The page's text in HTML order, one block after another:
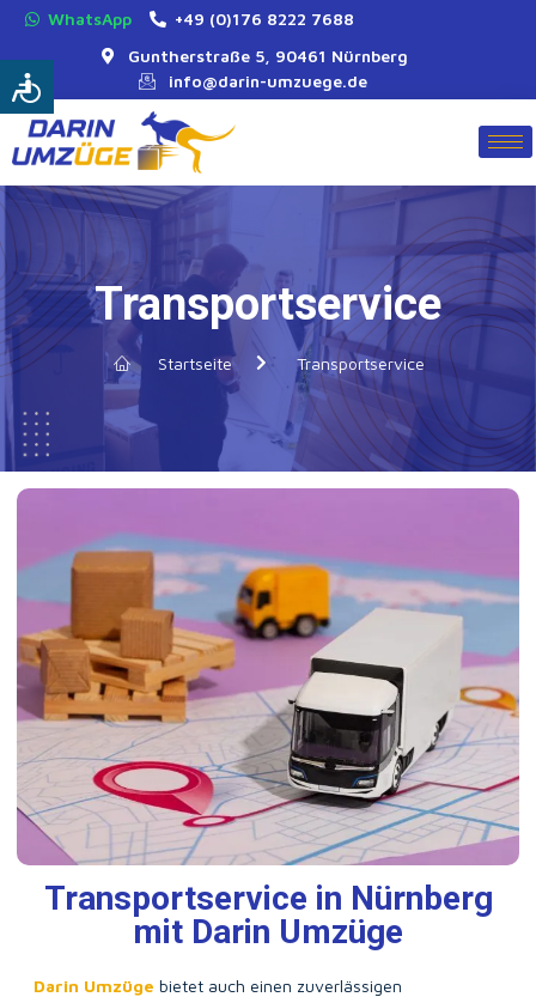
WhatsApp
+49 (0)176 8222 7688
Guntherstraße 5, 90461 Nürnberg
info@darin-umzuege.de
Transportservice
Startseite Transportservice
Transportservice in Nürnberg
mit Darin Umzüge
Darin Umzüge bietet auch einen zuverlässigen